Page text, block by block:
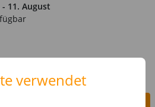
- 11. August
verwendet